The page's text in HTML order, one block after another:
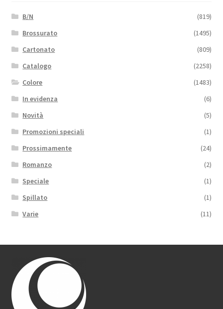
B/N
(819)
Brossurato
(1495)
Cartonato
(809)
Catalogo
(2258)
Colore
(1483)
In evidenza
(6)
Novità
(5)
Promozioni speciali
(1)
Prossimamente
(24)
Romanzo
(2)
Speciale
(1)
Spillato
(1)
Varie
(11)